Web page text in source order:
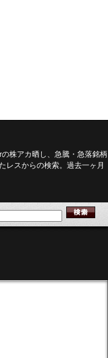
株アカ晒し、急騰・急落銘柄
レスからの検索。過去一ヶ月